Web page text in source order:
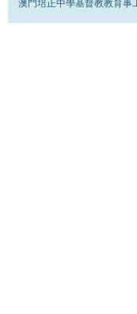
澳門培正中學基督教教育事工